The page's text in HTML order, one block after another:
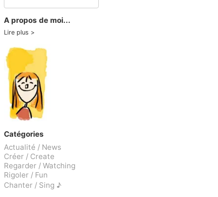
A propos de moi...
Lire plus
Catégories
Actualité / News
Créer / Create
Regarder / Watching
Rigoler / Fun
Chanter / Sing ♪